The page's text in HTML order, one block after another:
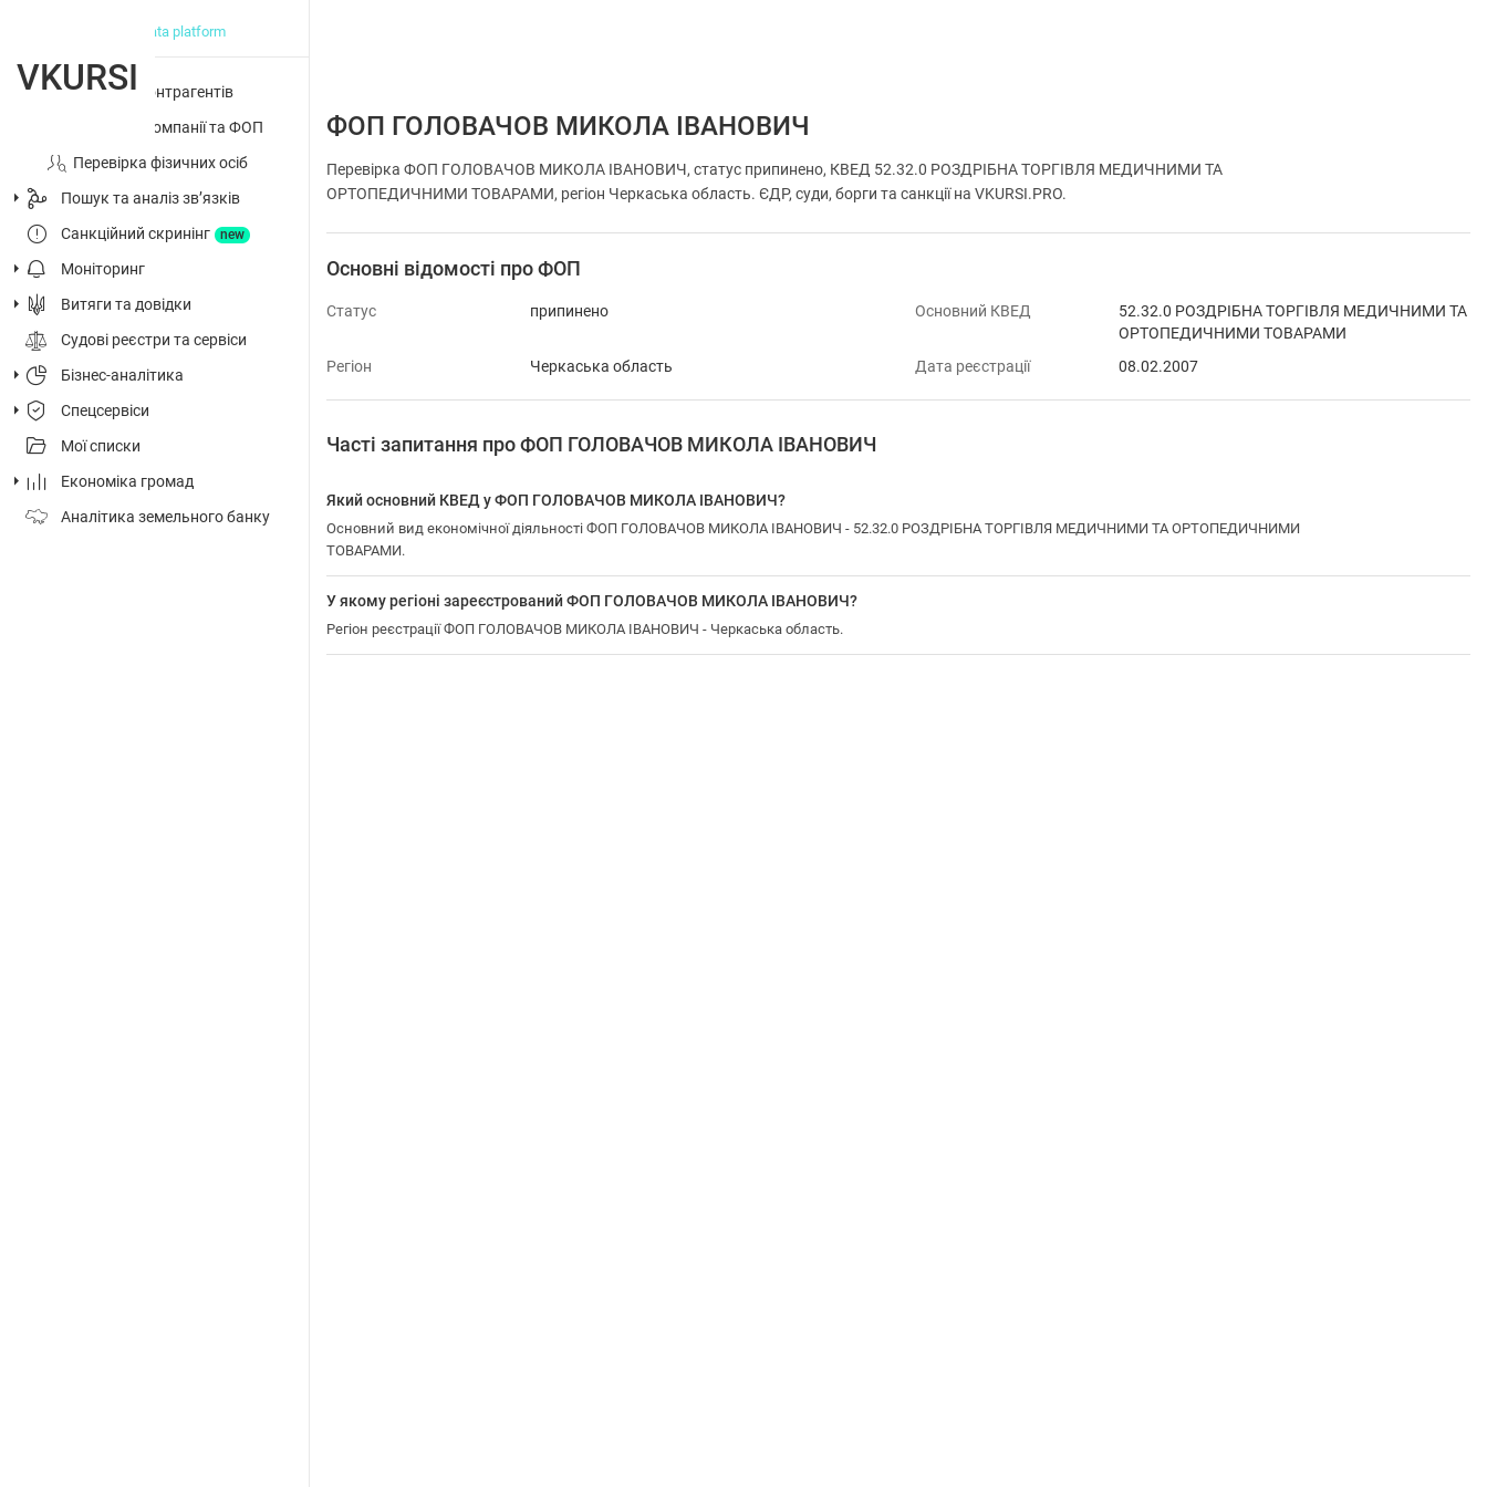
big data platform
Перевірка контрагентів
Досьє на компанії та ФОП
Перевірка фізичних осіб
Пошук та аналіз звʼязків
Санкційний скринінг
new
Моніторинг
Витяги та довідки
Судові реєстри та сервіси
Бізнес-аналітика
Спецсервіси
Мої списки
Економіка громад
Аналітика земельного банку
ФОП ГОЛОВАЧОВ МИКОЛА ІВАНОВИЧ
Перевірка ФОП ГОЛОВАЧОВ МИКОЛА ІВАНОВИЧ, статус припинено, КВЕД 52.32.0 РОЗДРІБНА ТОРГІВЛЯ МЕДИЧНИМИ ТА
ОРТОПЕДИЧНИМИ ТОВАРАМИ, регіон Черкаська область. ЄДР, суди, борги та санкції на VKURSI.PRO.
Основні відомості про ФОП
Статус припинено Основний КВЕД
52.32.0 РОЗДРІБНА ТОРГІВЛЯ МЕДИЧНИМИ ТА
ОРТОПЕДИЧНИМИ ТОВАРАМИ
Регіон
Черкаська область Дата реєстрації 08.02.2007
Часті запитання про ФОП ГОЛОВАЧОВ МИКОЛА ІВАНОВИЧ
Який основний КВЕД у ФОП ГОЛОВАЧОВ МИКОЛА ІВАНОВИЧ?
Основний вид економічної діяльності ФОП ГОЛОВАЧОВ МИКОЛА ІВАНОВИЧ - 52.32.0 РОЗДРІБНА ТОРГІВЛЯ МЕДИЧНИМИ ТА ОРТОПЕДИЧНИМИ
ТОВАРАМИ.
У якому регіоні зареєстрований ФОП ГОЛОВАЧОВ МИКОЛА ІВАНОВИЧ?
Регіон реєстрації ФОП ГОЛОВАЧОВ МИКОЛА ІВАНОВИЧ - Черкаська область.
VKURSI